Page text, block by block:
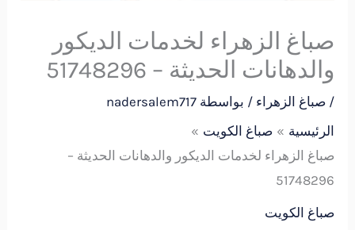
صباغ الزهراء لخدمات الديكور
والدهانات الحديثة – 51748296
/صباغ الزهراء / بواسطة nadersalem717
الرئيسية
صباغ الكويت
صباغ الزهراء لخدمات الديكور والدهانات الحديثة –
51748296
صباغ الكويت